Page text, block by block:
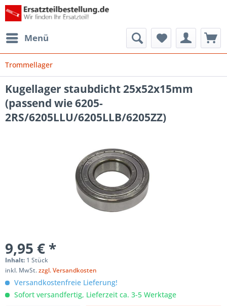
Menü
Trommellager
Kugellager staubdicht 25x52x15mm
(passend wie 6205-
2RS/6205LLU/6205LLB/6205ZZ)
9,95 € *
Inhalt: 1 Stück
inkl. MwSt.zzgl. Versandkosten
Versandkostenfreie Lieferung!
Sofort versandfertig, Lieferzeit ca. 3-5 Werktage